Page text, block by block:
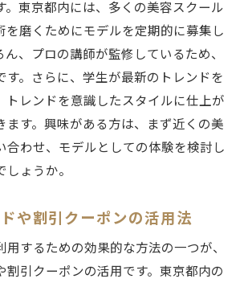
。東京都内には、多くの美容スクール
を磨くためにモデルを定期的に募集し
ん、プロの講師が監修しているため、
す。さらに、学生が最新のトレンドを
トレンドを意識したスタイルに仕上が
ます。興味がある方は、まず近くの美
合わせ、モデルとしての体験を検討し
ょうか。
や割引クーポンの活用法
用するための効果的な方法の一つが、
割引クーポンの活用です。東京都内の